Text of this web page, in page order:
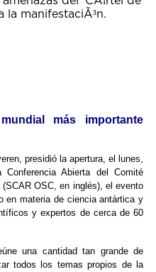
más importante
presidió la apertura, el lunes,
Abierta del Comité
OSC, en inglés), el evento
en materia de ciencia antártica y
y expertos de cerca de 60
una cantidad tan grande de
todos los temas propios de la